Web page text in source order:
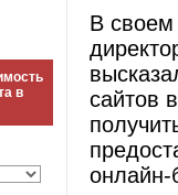
в
В своем
сайтов
онлайн-